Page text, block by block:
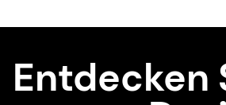
Entdecken